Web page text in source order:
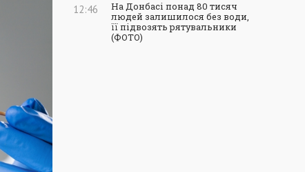
12:46
На Донбасі понад 80 тисяч
людей залишилося без води,
її підвозять рятувальники
(ФОТО)